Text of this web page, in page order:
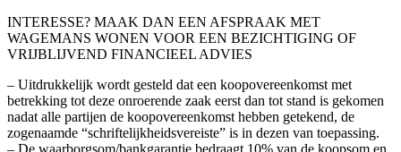
INTERESSE? MAAK DAN EEN AFSPRAAK MET
WAGEMANS WONEN VOOR EEN BEZICHTIGING OF
VRIJBLIJVEND FINANCIEEL ADVIES
– Uitdrukkelijk wordt gesteld dat een koopovereenkomst met
betrekking tot deze onroerende zaak eerst dan tot stand is gekomen
nadat alle partijen de koopovereenkomst hebben getekend, de
zogenaamde “schriftelijkheidsvereiste” is in dezen van toepassing.
– De waarborgsom/bankgarantie bedraagt 10% van de koopsom en